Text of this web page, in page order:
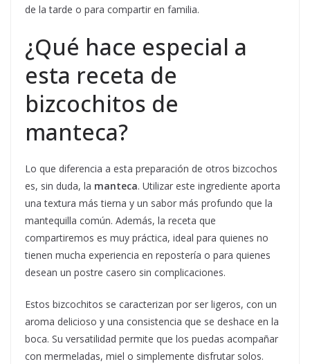
de la tarde o para compartir en familia.
¿Qué hace especial a
esta receta de
bizcochitos de
manteca?
Lo que diferencia a esta preparación de otros bizcochos
es, sin duda, la manteca. Utilizar este ingrediente aporta
una textura más tierna y un sabor más profundo que la
mantequilla común. Además, la receta que
compartiremos es muy práctica, ideal para quienes no
tienen mucha experiencia en repostería o para quienes
desean un postre casero sin complicaciones.
Estos bizcochitos se caracterizan por ser ligeros, con un
aroma delicioso y una consistencia que se deshace en la
boca. Su versatilidad permite que los puedas acompañar
con mermeladas, miel o simplemente disfrutar solos.